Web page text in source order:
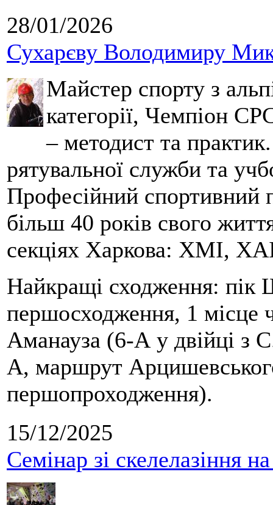
28/01/2026
Сухарєву Володимиру
Майстер спорту з
категорії, Чемпіон
– методист та
рятувальної служби та
Професійний спортивний
більш 40 років свого
секціях Харкова: ХМІ,
Найкращі сходження: пік
першосходження, 1 місце
Аманауза (6-А у двійці з
А, маршрут
першопроходження).
15/12/2025
Семінар зі скелелазіння